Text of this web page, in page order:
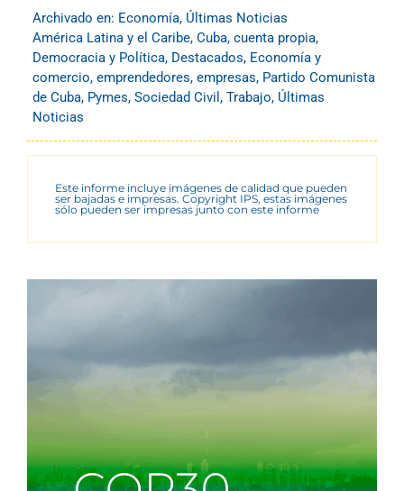
Archivado en: Economía, Últimas Noticias
América Latina y el Caribe, Cuba, cuenta propia,
Democracia y Política, Destacados, Economía y
comercio, emprendedores, empresas, Partido Comunista
de Cuba, Pymes, Sociedad Civil , Trabajo, Últimas
Noticias
Este informe incluye imágenes de calidad que pueden
ser bajadas e impresas. Copyright IPS, estas imágenes
sólo pueden ser impresas junto con este informe